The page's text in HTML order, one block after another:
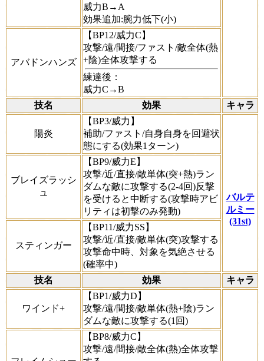
威力B→A
効果追加:腕力低下(小)
アバドンハンズ
【BP12/威力C】
攻撃/遠/間接/ファスト/敵全体(熱
+陰)全体攻撃する
練達後：
威力C→B
技名
効果 キャラ
陽炎
【BP3/威力】
補助/ファスト/自身自身を回避状
態にする(効果1ターン)
バルテ
ルミー
(31st)
ブレイズラッシ
ュ
【BP9/威力E】
攻撃/近/直接/敵単体(突+熱)ラン
ダムな敵に攻撃する(2-4回)反撃
を受けると中断する(攻撃時アビ
リティは初撃のみ発動)
スティンガー
【BP11/威力SS】
攻撃/近/直接/敵単体(突)攻撃する
攻撃命中時、対象を気絶させる
(確率中)
技名
効果 キャラ
ワインド+
【BP1/威力D】
攻撃/遠/間接/敵単体(熱+陰)ラン
ダムな敵に攻撃する(1回)
【BP8/威力C】
攻撃/遠/間接/敵全体(熱)全体攻撃